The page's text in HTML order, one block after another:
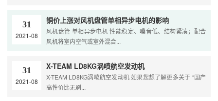
31
2021-08
铜价上涨对风机盘管单相异步电机的影响
风机盘管 单相异步电机 性能稳定、噪音低、结构紧凑；配合
风机将室内空气或室外混合...
31
2021-08
X-TEAM LD8KG涡喷航空发动机
X-TEAM LD8KG涡喷航空发动机 如果您想了解更多关于 “国产
高性价比无刷...